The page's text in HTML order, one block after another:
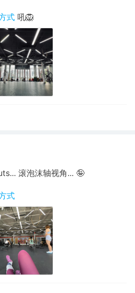
式 吼🦁️
滚泡沫轴视角... 🤪
式